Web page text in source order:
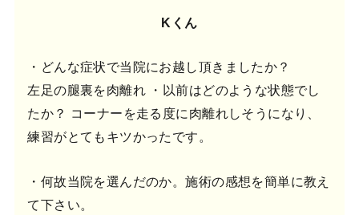
Kくん
・どんな症状で当院にお越し頂きましたか？
左足の腿裏を肉離れ ・以前はどのような状態でし
たか？ コーナーを走る度に肉離れしそうになり、
練習がとてもキツかったです。
・何故当院を選んだのか。施術の感想を簡単に教え
て下さい。